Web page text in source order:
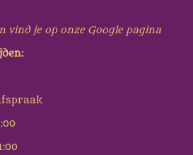
vind je op onze Google pagina